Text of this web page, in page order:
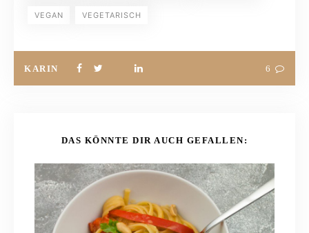
VEGAN VEGETARISCH
KARIN 6
DAS KÖNNTE DIR AUCH GEFALLEN: